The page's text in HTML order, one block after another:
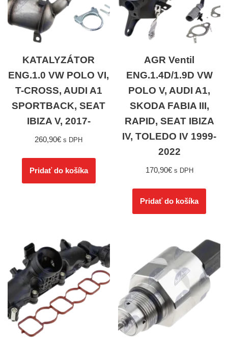
KATALYZÁTOR
ENG.1.0 VW POLO VI,
T-CROSS, AUDI A1
SPORTBACK, SEAT
IBIZA V, 2017-
260,90€ s DPH
Pridať do košíka
AGR Ventil
ENG.1.4D/1.9D VW
POLO V, AUDI A1,
SKODA FABIA III,
RAPID, SEAT IBIZA
IV, TOLEDO IV 1999-
2022
170,90€ s DPH
Pridať do košíka